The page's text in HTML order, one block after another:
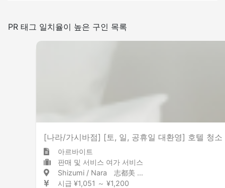
일본어를 쓰는 빈도
PR 태그 일치율이 높은 구인 목록
[나라/가시바점] [토, 일, 공휴일 대환영] 호텔 청소
아르바이트
판매 및 서비스 여가 서비스
Shizumi / Nara 志都美 / 奈良県
시급 ¥1,051 ～ ¥1,200